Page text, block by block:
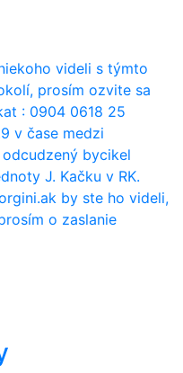
videli s týmto
prosím ozvite sa
: 0904 0618 25
v čase medzi
bycikel
J. Kačku v RK.
by ste ho videli,
o zaslanie